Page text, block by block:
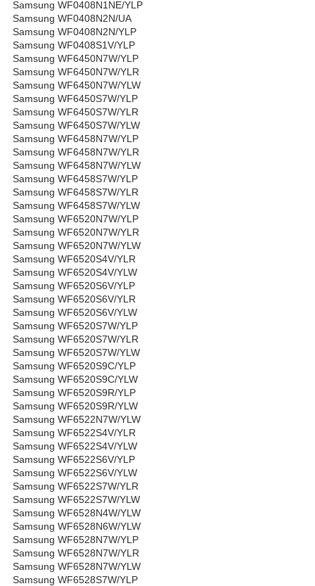
Samsung WF0408N1NE/YLP
Samsung WF0408N2N/UA
Samsung WF0408N2N/YLP
Samsung WF0408S1V/YLP
Samsung WF6450N7W/YLP
Samsung WF6450N7W/YLR
Samsung WF6450N7W/YLW
Samsung WF6450S7W/YLP
Samsung WF6450S7W/YLR
Samsung WF6450S7W/YLW
Samsung WF6458N7W/YLP
Samsung WF6458N7W/YLR
Samsung WF6458N7W/YLW
Samsung WF6458S7W/YLP
Samsung WF6458S7W/YLR
Samsung WF6458S7W/YLW
Samsung WF6520N7W/YLP
Samsung WF6520N7W/YLR
Samsung WF6520N7W/YLW
Samsung WF6520S4V/YLR
Samsung WF6520S4V/YLW
Samsung WF6520S6V/YLP
Samsung WF6520S6V/YLR
Samsung WF6520S6V/YLW
Samsung WF6520S7W/YLP
Samsung WF6520S7W/YLR
Samsung WF6520S7W/YLW
Samsung WF6520S9C/YLP
Samsung WF6520S9C/YLW
Samsung WF6520S9R/YLP
Samsung WF6520S9R/YLW
Samsung WF6522N7W/YLW
Samsung WF6522S4V/YLR
Samsung WF6522S4V/YLW
Samsung WF6522S6V/YLP
Samsung WF6522S6V/YLW
Samsung WF6522S7W/YLR
Samsung WF6522S7W/YLW
Samsung WF6528N4W/YLW
Samsung WF6528N6W/YLW
Samsung WF6528N7W/YLP
Samsung WF6528N7W/YLR
Samsung WF6528N7W/YLW
Samsung WF6528S7W/YLP